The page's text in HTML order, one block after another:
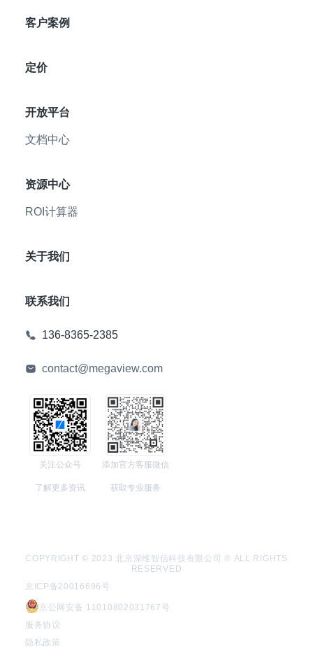
客户案例
定价
开放平台
文档中心
资源中心
ROI计算器
关于我们
联系我们
136-8365-2385
contact@megaview.com
关注公众号
了解更多资讯
添加官方客服微信
获取专业服务
COPYRIGHT © 2023 北京深维智信科技有限公司 ® ALL RIGHTS
RESERVED
京ICP备20016696号
京公网安备 11010802031767号
服务协议
隐私政策